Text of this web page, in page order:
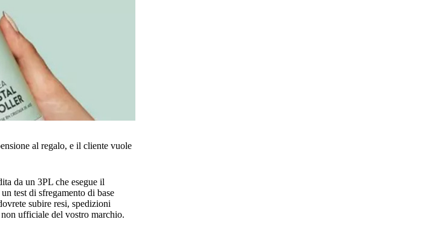
al regalo, e il cliente vuole
da un 3PL che esegue il
test di sfregamento di base
subire resi, spedizioni
ufficiale del vostro marchio.